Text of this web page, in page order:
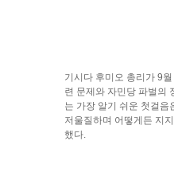
기시다 후미오 총리가 9
련 문제와 자민당 파벌의
는 가장 알기 쉬운 첫걸음
저울질하며 어떻게든 지
했다.